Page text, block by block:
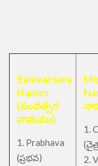
Samvatsara
Names
(సంవత్సర
నామము)
1. Prabhava
(ప్రభవ)
1.
(
2.